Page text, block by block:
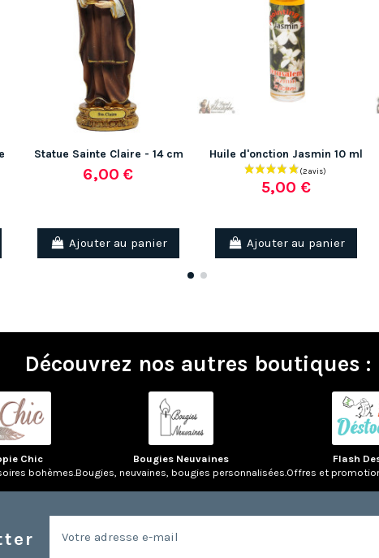
Statue Sainte Claire - 14 cm
6,00 €
Ajouter au panier
Huile d'onction Jasmin 10 ml
5,00 €
Ajouter au panier
Découvrez nos autres boutiques :
Chic
bohèmes.
Bougies Neuvaines
Bougies, neuvaines, bougies personnalisées.
Flash
Offres et